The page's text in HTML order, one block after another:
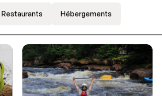
Restaurants Hébergements